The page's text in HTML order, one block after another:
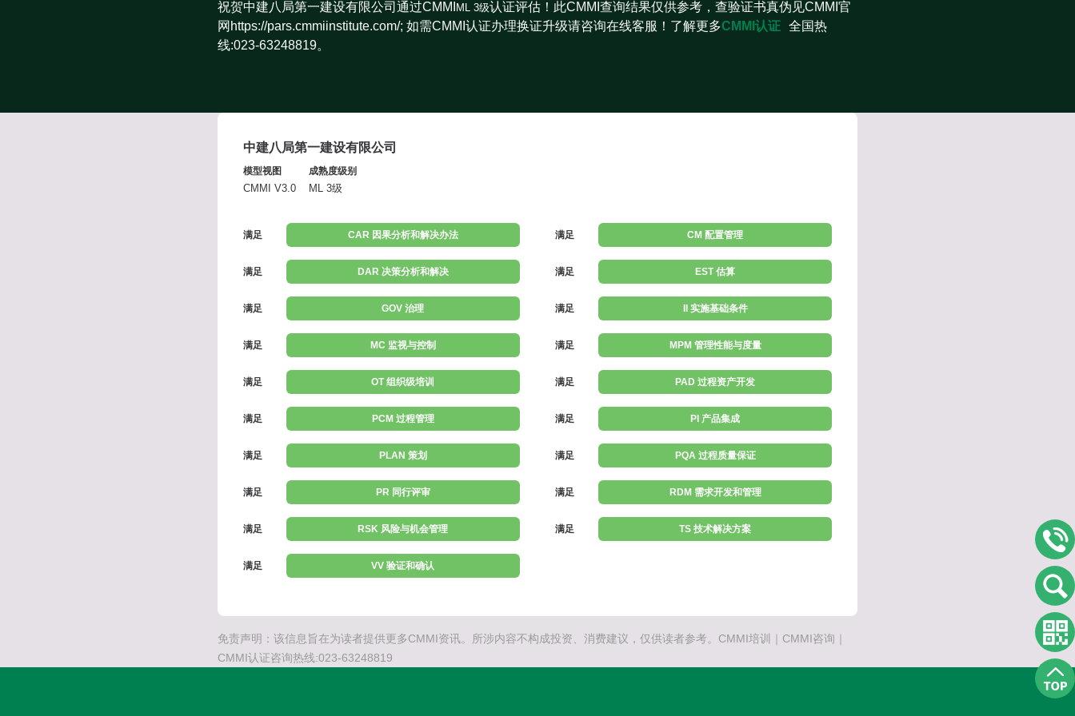
祝贺中建八局第一建设有限公司通过CMMI ML 3级认证评估！此CMMI查询结果仅供参考，查验证书真伪见CMMI官
网https://pars.cmmiinstitute.com/; 如需CMMI认证办理换证升级请咨询在线客服！了解更多CMMI认证 全国热
线:023-63248819。
中建八局第一建设有限公司
模型视图
CMMI V3.0
成熟度级别
ML 3级
满足 CAR 因果分析和解决办法 满足 CM 配置管理
满足 DAR 决策分析和解决 满足 EST 估算
满足 GOV 治理 满足 II 实施基础条件
满足 MC 监视与控制 满足 MPM 管理性能与度量
满足 OT 组织级培训 满足 PAD 过程资产开发
满足 PCM 过程管理 满足 PI 产品集成
满足 PLAN 策划 满足 PQA 过程质量保证
满足 PR 同行评审 满足 RDM 需求开发和管理
满足 RSK 风险与机会管理 满足 TS 技术解决方案
满足 VV 验证和确认
免责声明：该信息旨在为读者提供更多CMMI资讯。所涉内容不构成投资、消费建议，仅供读者参考。CMMI培训｜CMMI咨询｜
CMMI认证咨询热线:023-63248819